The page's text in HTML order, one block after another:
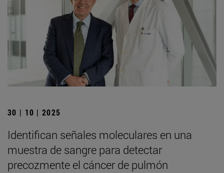
30 | 10 | 2025
Identifican señales moleculares en una
muestra de sangre para detectar
precozmente el cáncer de pulmón